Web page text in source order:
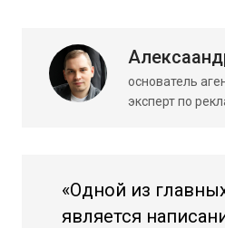
основатель
эксперт по
«Одной из
является